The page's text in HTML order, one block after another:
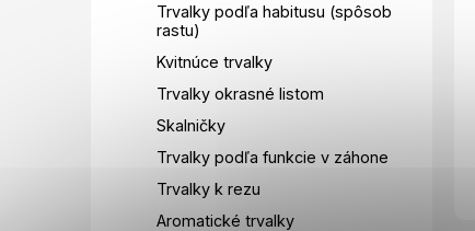
Trvalky podľa habitusu (spôsob
rastu)
Kvitnúce trvalky
Trvalky okrasné listom
Skalničky
Trvalky podľa funkcie v záhone
Trvalky k rezu
Aromatické trvalky